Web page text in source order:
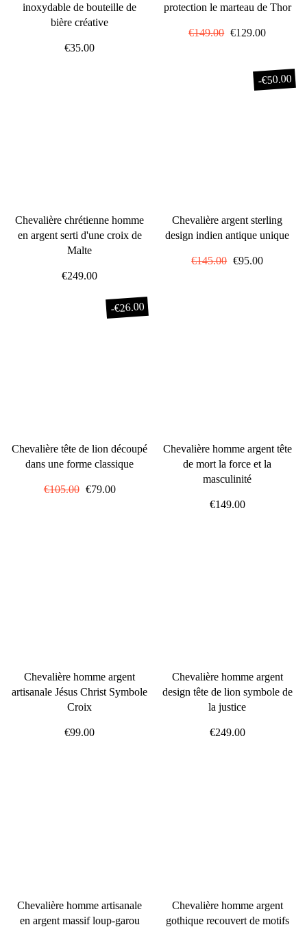
inoxydable de bouteille de
bière créative
€35.00
protection le marteau de Thor
Prix
€149.00 Prix
€129.00
Chevalière chrétienne homme
en argent serti d'une croix de
Malte
€249.00
-€50.00
Chevalière argent sterling
design indien antique unique
Prix
€145.00 Prix
€95.00
-€26.00
Chevalière tête de lion découpé
dans une forme classique
Prix
€105.00 Prix
€79.00
Chevalière homme argent tête
de mort la force et la
masculinité
€149.00
Chevalière homme argent
artisanale Jésus Christ Symbole
Croix
€99.00
Chevalière homme argent
design tête de lion symbole de
la justice
€249.00
Chevalière homme artisanale
en argent massif loup-garou
Chevalière homme argent
gothique recouvert de motifs